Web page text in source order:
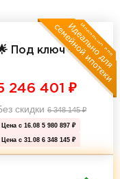
Под ключ 🌟
246 401 ₽
скидки 6 348 145₽
Цена с 16.08 5 980 897 ₽
Цена с 31.08 6 348 145 ₽